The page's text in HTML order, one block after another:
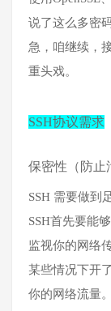
说了这么多密
急，咱继续，
重头戏。
SSH协议需求
保密性（防止
SSH 需要做到
SSH首先要能
监视你的网络
某些情况下开
你的网络流量